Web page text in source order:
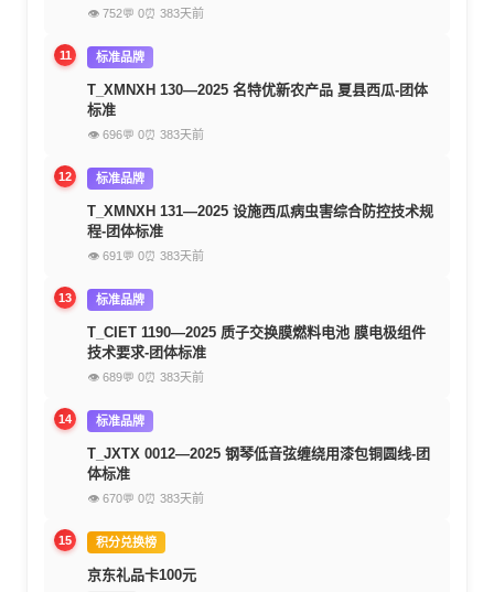
👁 752💬 0⏰ 383天前
11 标准品牌
T_XMNXH 130—2025 名特优新农产品 夏县西瓜-团体
标准
👁 696💬 0⏰ 383天前
12 标准品牌
T_XMNXH 131—2025 设施西瓜病虫害综合防控技术规
程-团体标准
👁 691 💬 0⏰ 383天前
13 标准品牌
T_CIET 1190—2025 质子交换膜燃料电池 膜电极组件
技术要求-团体标准
👁 689💬 0⏰ 383天前
14 标准品牌
T_JXTX 0012—2025 钢琴低音弦缠绕用漆包铜圆线-团
体标准
👁 670💬 0⏰ 383天前
15 积分兑换榜
京东礼品卡100元